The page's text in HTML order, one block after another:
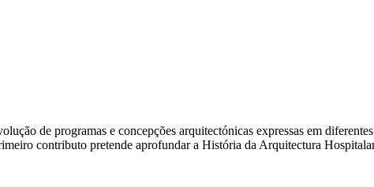
de programas e concepções arquitectónicas expressas em
contributo pretende aprofundar a História da Arquitectura